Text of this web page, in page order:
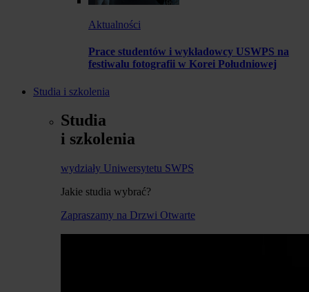
Aktualności
Prace studentów i wykładowcy USWPS na
festiwalu fotografii w Korei Południowej
Studia i szkolenia
Studia
i szkolenia
wydziały Uniwersytetu SWPS
Jakie studia wybrać?
Zapraszamy na Drzwi Otwarte